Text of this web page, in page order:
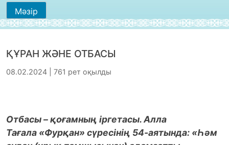
Мәзір
ҚҰРАН ЖӘНЕ ОТБАСЫ
08.02.2024 | 761 рет оқылды
Отбасы – қоғамның іргетасы. Алла
Тағала «Фурқан» сүресінің 54-аятында: «Һәм